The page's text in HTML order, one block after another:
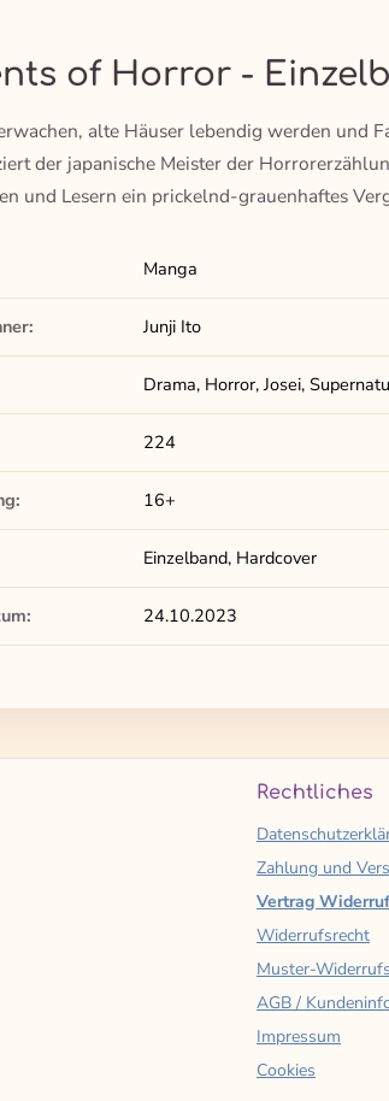
of Horror -
alte Häuser lebendig werden und
der japanische Meister der
und Lesern ein prickelnd-grauenhaftes
Manga
Junji Ito
Drama, Horror, Josei,
224
16+
Einzelband, Hardcover
24.10.2023
Rechtliches
Zahlung und
Vertrag
Widerrufsrecht
Muster-
AGB /
Impressum
Cookies